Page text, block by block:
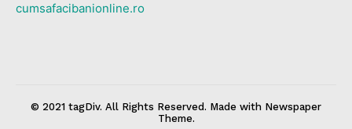
cumsafacibanionline.ro
© 2021 tagDiv. All Rights Reserved. Made with Newspaper
Theme.